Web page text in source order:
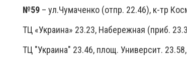
№59 – ул.Чумаченко (отпр. 22.46), к-тр
ТЦ «Украина» 23.23, Набережная (приб.
ТЦ "Украина" 23.46, площ. Университ.